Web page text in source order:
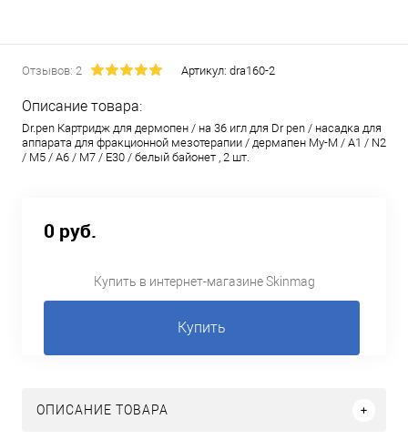
Отзывов: 2 Артикул: dra160-2
Описание товара:
Dr.pen Картридж для дермопен / на 36 игл для Dr pen / насадка для
аппарата для фракционной мезотерапии / дермапен My-M / А1 / N2
/ M5 / А6 / М7 / E30 / белый байонет , 2 шт.
0 руб.
Купить в интернет-магазине Skinmag
Купить
ОПИСАНИЕ ТОВАРА